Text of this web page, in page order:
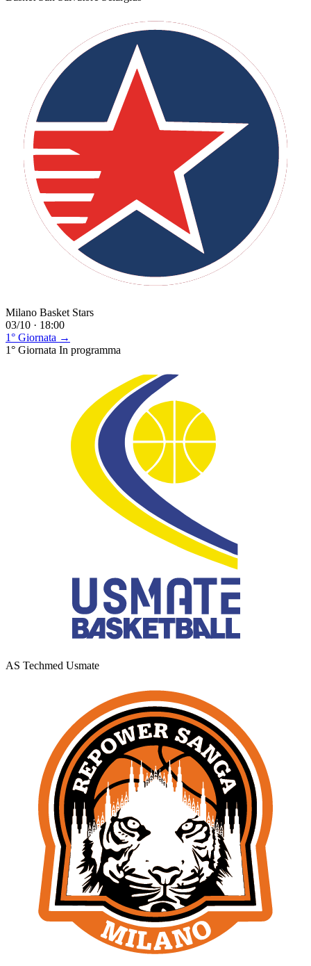
Milano Basket Stars
03/10 · 18:00
1° Giornata →
1° Giornata In programma
AS Techmed Usmate